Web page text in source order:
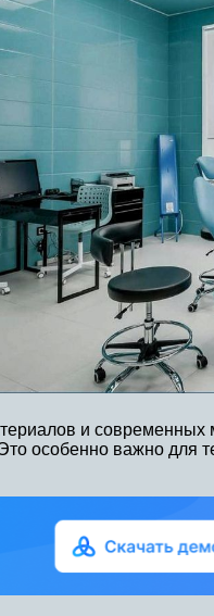
и современных
особенно важно для